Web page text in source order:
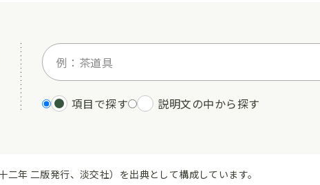
項目で探す 説明文の中から探す
年 二版発行、淡交社）を出典として構成しています。